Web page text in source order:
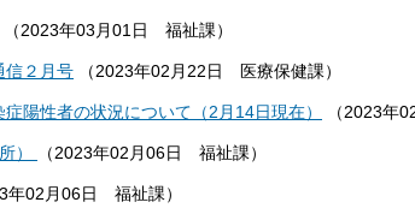
（ 2023年03月01日 福祉課 ）
２月号 （ 2023年02月22日 医療保健課 ）
陽性者の状況について（2月14日現在） （ 2023年
） （ 2023年02月06日 福祉課 ）
年02月06日 福祉課 ）